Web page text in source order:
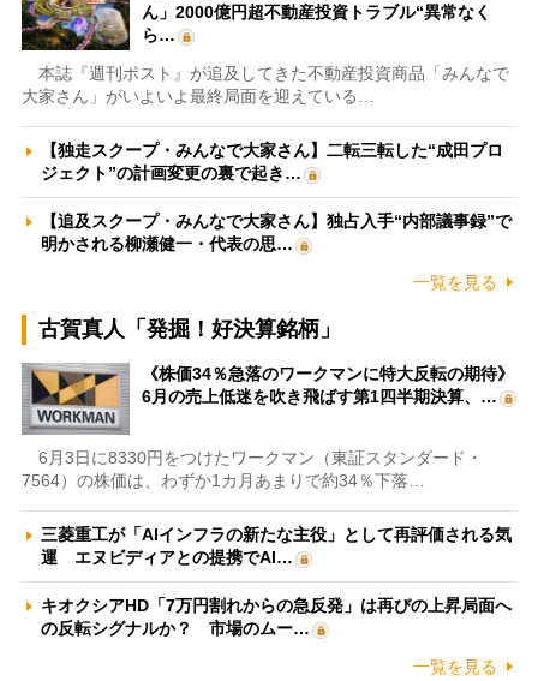
ん」2000億円超不動産投資トラブル“異常なく
ら…
本誌『週刊ポスト』が追及してきた不動産投資商品「みんなで
大家さん」がいよいよ最終局面を迎えている…
【独走スクープ・みんなで大家さん】二転三転した“成田プロ
ジェクト”の計画変更の裏で起き…
【追及スクープ・みんなで大家さん】独占入手“内部議事録”で
明かされる柳瀬健一・代表の思…
一覧を見る
古賀真人「発掘！好決算銘柄」
《株価34％急落のワークマンに特大反転の期待》
6月の売上低迷を吹き飛ばす第1四半期決算、…
6月3日に8330円をつけたワークマン（東証スタンダード・
7564）の株価は、わずか1カ月あまりで約34％下落…
三菱重工が「AIインフラの新たな主役」として再評価される気
運 エヌビディアとの提携でAI…
キオクシアHD「7万円割れからの急反発」は再びの上昇局面へ
の反転シグナルか？ 市場のムー…
一覧を見る